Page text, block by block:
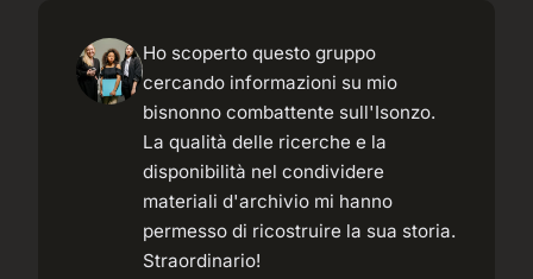
Ho scoperto questo gruppo
cercando informazioni su mio
bisnonno combattente sull'Isonzo.
La qualità delle ricerche e la
disponibilità nel condividere
materiali d'archivio mi hanno
permesso di ricostruire la sua storia.
Straordinario!